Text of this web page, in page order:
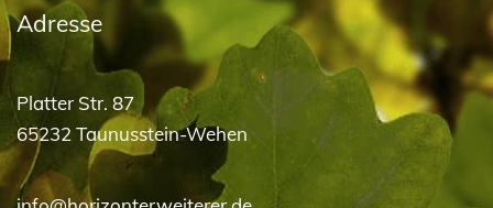
Adresse
Platter Str. 87
65232 Taunusstein-Wehen